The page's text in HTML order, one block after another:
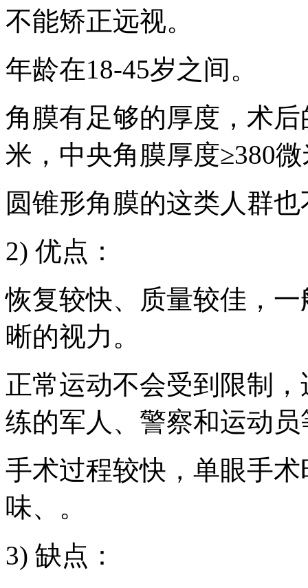
不能矫正远视。
年龄在18-45岁之间。
角膜有足够的厚度，术
米，中央角膜厚度≥380
圆锥形角膜的这类人群
2) 优点：
恢复较快、质量较佳，
晰的视力。
正常运动不会受到限制
练的军人、警察和运动
手术过程较快，单眼手
味、。
3) 缺点：